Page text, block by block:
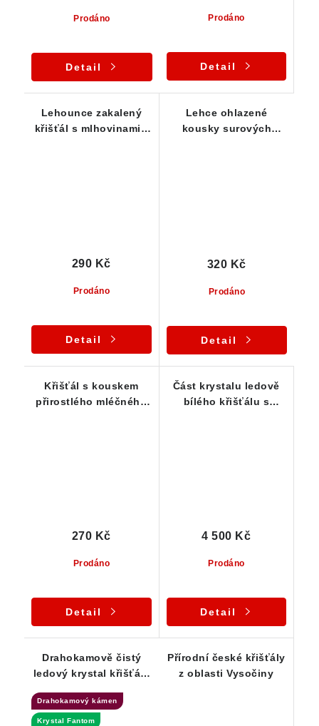
Prodáno
Detail
Prodáno
Detail
Lehounce zakalený
křišťál s mlhovinami -
Prodáno
290 Kč
Detail
Lehce ohlazené
kousky surových
Prodáno
320 Kč
Detail
Křišťál s kouskem
přirostlého mléčného
Prodáno
270 Kč
Detail
Část krystalu ledově
bílého křišťálu s
Prodáno
4 500 Kč
Detail
Drahokamově čistý
ledový krystal křišťálu
Drahokamový kámen
Krystal Fantom
Přírodní české křišťály
z oblasti Vysočiny